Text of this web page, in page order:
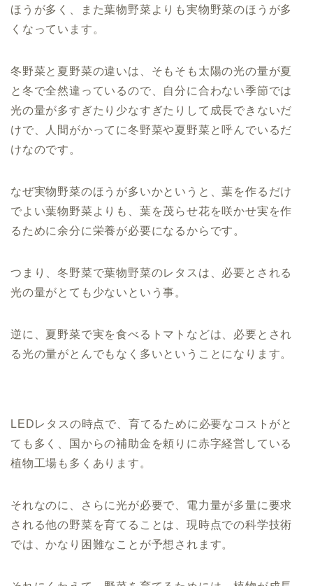
ほうが多く、また葉物野菜よりも実物野菜のほうが多
くなっています。
冬野菜と夏野菜の違いは、そもそも太陽の光の量が夏
と冬で全然違っているので、自分に合わない季節では
光の量が多すぎたり少なすぎたりして成長できないだ
けで、人間がかってに冬野菜や夏野菜と呼んでいるだ
けなのです。
なぜ実物野菜のほうが多いかというと、葉を作るだけ
でよい葉物野菜よりも、葉を茂らせ花を咲かせ実を作
るために余分に栄養が必要になるからです。
つまり、冬野菜で葉物野菜のレタスは、必要とされる
光の量がとても少ないという事。
逆に、夏野菜で実を食べるトマトなどは、必要とされ
る光の量がとんでもなく多いということになります。
LEDレタスの時点で、育てるために必要なコストがと
ても多く、国からの補助金を頼りに赤字経営している
植物工場も多くあります。
それなのに、さらに光が必要で、電力量が多量に要求
される他の野菜を育てることは、現時点での科学技術
では、かなり困難なことが予想されます。